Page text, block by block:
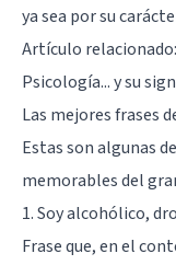
ya sea por su
Artículo
Psicología... y su
Las mejores frases
Estas son algunas
memorables del
1. Soy alcohólico,
Frase que, en el